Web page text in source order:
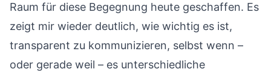
Raum für diese Begegnung heute geschaffen. Es
zeigt mir wieder deutlich, wie wichtig es ist,
transparent zu kommunizieren, selbst wenn –
oder gerade weil – es unterschiedliche